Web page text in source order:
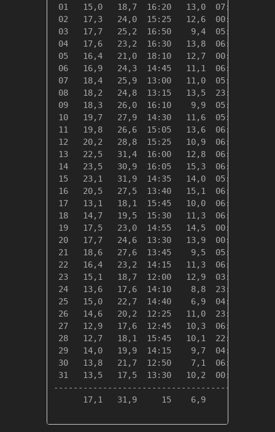
01   15,0   18,7  16:20   13,0  07:55
02   17,3   24,0  15:25   12,6  00:00
03   17,7   25,2  16:50    9,4  05:05
04   17,6   23,2  16:30   13,8  06:00
05   16,4   21,0  18:10   12,7  00:00
06   16,9   24,3  14:45   11,1  06:10
07   18,4   25,9  13:00   11,0  05:35
08   18,2   24,8  13:15   13,5  23:45
09   18,3   26,0  16:10    9,9  05:45
10   19,7   27,9  14:30   11,6  05:40
11   19,8   26,6  15:05   13,6  06:20
12   20,2   28,8  15:25   10,9  06:10
13   22,5   31,4  16:00   12,8  06:15
14   23,5   30,9  16:05   15,3  06:10
15   23,1   31,9  14:35   14,0  05:05
16   20,5   27,5  13:40   15,1  06:25
17   13,1   18,1  15:45   10,0  06:10
18   14,7   19,5  15:30   11,3  06:45
19   17,5   23,0  14:55   14,5  00:05
20   17,7   24,6  13:30   13,9  00:00
21   18,6   27,6  13:45    9,5  05:40
22   16,4   23,2  14:15   11,3  06:10
23   15,1   18,7  12:00   12,9  03:15
24   13,6   17,6  14:10    8,8  23:55
25   15,0   22,7  14:40    6,9  04:30
26   14,6   20,2  12:25   11,0  23:55
27   12,9   17,6  12:45   10,3  06:40
28   12,7   18,1  15:45   10,1  22:20
29   14,0   19,9  14:15    9,7  04:00
30   13,8   21,7  12:50    7,1  06:40
31   13,5   17,5  13:30   10,2  00:00
17,1   31,9     15    6,9     25